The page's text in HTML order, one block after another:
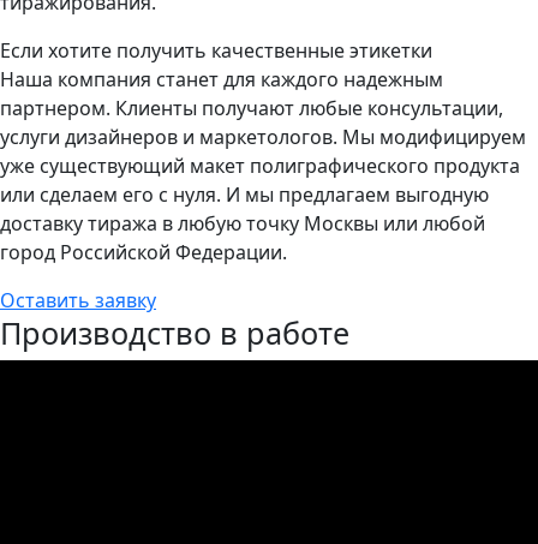
Если хотите получить качественные этикетки
Наша компания станет для каждого надежным
партнером. Клиенты получают любые консультации,
услуги дизайнеров и маркетологов. Мы модифицируем
уже существующий макет полиграфического продукта
или сделаем его с нуля. И мы предлагаем выгодную
доставку тиража в любую точку Москвы или любой
город Российской Федерации.
Оставить заявку
Производство в работе